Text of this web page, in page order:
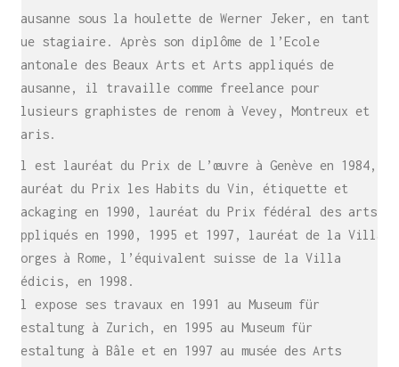
Lausanne sous la houlette de Werner Jeker, en tant
que stagiaire. Après son diplôme de l’Ecole
cantonale des Beaux Arts et Arts appliqués de
Lausanne, il travaille comme freelance pour
plusieurs graphistes de renom à Vevey, Montreux et
Paris.
Il est lauréat du Prix de L’œuvre à Genève en 1984,
lauréat du Prix les Habits du Vin, étiquette et
packaging en 1990, lauréat du Prix fédéral des arts
appliqués en 1990, 1995 et 1997, lauréat de la Villa
Borges à Rome, l’équivalent suisse de la Villa
Médicis, en 1998.
Il expose ses travaux en 1991 au Museum für
Gestaltung à Zurich, en 1995 au Museum für
Gestaltung à Bâle et en 1997 au musée des Arts